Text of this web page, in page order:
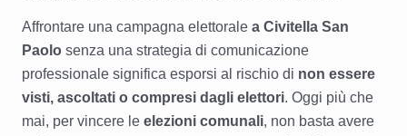
Affrontare una campagna elettorale a Civitella San
Paolo senza una strategia di comunicazione
professionale significa esporsi al rischio di non essere
visti, ascoltati o compresi dagli elettori. Oggi più che
mai, per vincere le elezioni comunali, non basta avere